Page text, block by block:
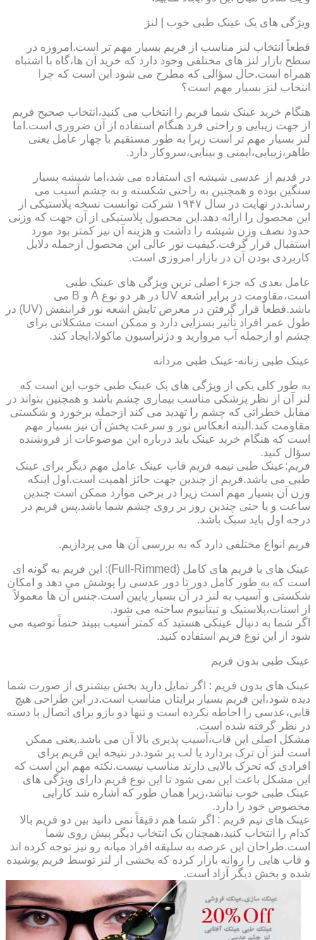
ویژگی های یک عینک طبی خوب | لنز
قطعاً انتخاب لنز مناسب از فریم بسیار مهم تر است.امروزه در
سطح بازار لنز های مختلفی وجود دارد که خرید آن ها،گاه با اشتباه
همراه است.حال سؤالی که مطرح می شود این است که چرا
انتخاب لنز بسیار مهم است؟
هنگام خرید عینک شما فریم را انتخاب می کنید،انتخاب صحیح فریم
از جهت زیبایی و راحتی فرد هنگام استفاده از آن ضروری است.اما
لنز بسیار مهم تر است زیرا به طور مستقیم با چهار عامل یعنی
ظاهر،زیبایی،ایمنی و بینایی،سروکار دارد.
در قدیم از عدسی شیشه ای استفاده می شد،اما شیشه بسیار
سنگین بوده و همچنین به راحتی شکسته و به چشم آسیب می
رساند.در نهایت در سال ۱۹۴۷ شرکت توانست نسخه پلاستیکی از
این محصول را ارائه دهد.این محصول پلاستیکی از آن جهت که وزنی
حدود نصف وزن شیشه را داشت و هزینه آن نیز کمتر بود مورد
استقبال قرار گرفت.کیفیت نور عالی این محصول ازجمله دلایل
کاربردی بودن آن در بازار امروزی است.
عامل بعدی که جزء اصلی ترین ویژگی های عینک طبی
است،مقاومت در برابر اشعه UV در هر دو نوع A و B می
باشد.قطعاً قرار گرفتن در معرض تابش اشعه نور فرابنفش (UV) در
طول عمر افراد تأثیر بسزایی دارد و ممکن است مشکلاتی برای
چشم او ازجمله آب مروارید و دژنراسیون ماکولا،ایجاد کند.
عینک طبی زنانه-عینک طبی مردانه
به طور کلی یکی از ویژگی های یک عینک طبی خوب این است که
لنز آن از نظر پزشکی مناسب بیماری چشم باشد و همچنین بتواند در
مقابل خطراتی که چشم را تهدید می کند ازجمله برخورد و شکستی
مقاومت کند.البته انعکاس نور و سرعت پخش آن نیز بسیار مهم
است که هنگام خرید عینک باید درباره این موضوعات از فروشنده
سؤال کنید.
فریم:عینک طبی نیمه فریم قاب عینک عامل مهم دیگر برای عینک
طبی می باشد.فریم از چندین جهت حائز اهمیت است.اول اینکه
وزن آن بسیار مهم است زیرا در برخی موارد ممکن است چندین
ساعت و یا حتی چندین روز بر روی چشم شما باشد.پس فریم در
درجه اول باید سبک باشد.
فریم انواع مختلفی دارد که به بررسی آن ها می پردازیم.
عینک های با فریم های کامل (Full-Rimmed): این فریم به گونه ای
است که به طور کامل دور تا دور عدسی را پوشش می دهد و امکان
شکستی و آسیب به لنز در آن بسیار پایین است.جنس آن ها معمولاً
از استات،پلاستیک و تیتانیوم ساخته می شود.
اگر شما به دنبال عینکی هستید که کمتر آسیب ببیند حتماً توصیه می
شود از این نوع فریم استفاده کنید.
عینک طبی بدون فریم
عینک های بدون فریم : اگر تمایل دارید بخش بیشتری از صورت شما
دیده شود،این فریم بسیار برایتان مناسب است.در این طراحی هیچ
قابی،عدسی را احاطه نکرده است و تنها دو بازو برای اتصال با دسته
در نظر گرفته شده است.
مشکل اصلی این قاب،آسیب پذیری بالا آن می باشد.یعنی ممکن
است لنز آن ترک بردارد یا لب پر شود.در نتیجه این فریم برای
افرادی که تحرک بالایی دارند مناسب نیست.نکته مهم این است که
این مشکل باعث این نمی شود تا این نوع فریم دارای ویژگی های
عینک طبی خوب نباشد،زیرا همان طور که اشاره شد کارایی
مخصوص خود را دارد.
عینک های نیم فریم : اگر شما هم دقیقاً نمی دانید بین دو فریم بالا
کدام را انتخاب کنید،همچنان یک انتخاب دیگر پیش روی شما
است.طراحان این عرصه به سلیقه افراد میانه رو نیز توجه کرده اند
و قاب هایی را روانه بازار کرده که بخشی از لنز توسط فریم پوشیده
شده و بخش دیگر آزاد است.